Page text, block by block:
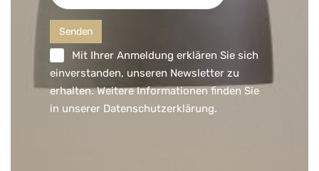
Mit Ihrer Anmeldung erklären Sie sich
einverstanden, unseren Newsletter zu
erhalten. Weitere Informationen finden Sie
in unserer Datenschutzerklärung.